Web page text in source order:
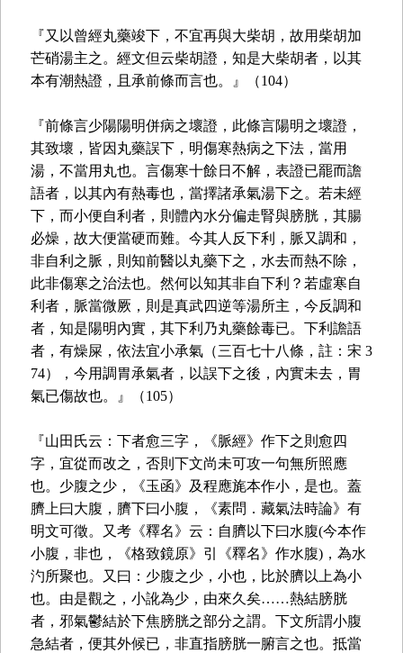
『又以曾經丸藥竣下，不宜再與大柴胡，故用柴胡加
芒硝湯主之。經文但云柴胡證，知是大柴胡者，以其
本有潮熱證，且承前條而言也。』（104）
『前條言少陽陽明併病之壞證，此條言陽明之壞證，
其致壞，皆因丸藥誤下，明傷寒熱病之下法，當用
湯，不當用丸也。言傷寒十餘日不解，表證已罷而譫
語者，以其內有熱毒也，當擇諸承氣湯下之。若未經
下，而小便自利者，則體內水分偏走腎與膀胱，其腸
必燥，故大便當硬而難。今其人反下利，脈又調和，
非自利之脈，則知前醫以丸藥下之，水去而熱不除，
此非傷寒之治法也。然何以知其非自下利？若虛寒自
利者，脈當微厥，則是真武四逆等湯所主，今反調和
者，知是陽明內實，其下利乃丸藥餘毒已。下利譫語
者，有燥屎，依法宜小承氣（三百七十八條，註：宋 3
74），今用調胃承氣者，以誤下之後，內實未去，胃
氣已傷故也。』（105）
『山田氏云：下者愈三字，《脈經》作下之則愈四
字，宜從而改之，否則下文尚未可攻一句無所照應
也。少腹之少，《玉函》及程應旄本作小，是也。蓋
臍上曰大腹，臍下曰小腹，《素問．藏氣法時論》有
明文可徵。又考《釋名》云：自臍以下曰水腹(今本作
小腹，非也，《格致鏡原》引《釋名》作水腹)，為水
汋所聚也。又曰：少腹之少，小也，比於臍以上為小
也。由是觀之，小訛為少，由來久矣……熱結膀胱
者，邪氣鬱結於下焦膀胱之部分之謂。下文所謂小腹
急結者，便其外候已，非直指膀胱一腑言之也。抵當